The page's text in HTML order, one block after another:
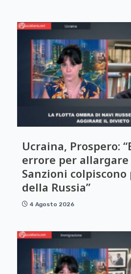
Ucraina, Prospero:
errore per
Sanzioni colpiscono
della Russia”
4 Agosto 2026